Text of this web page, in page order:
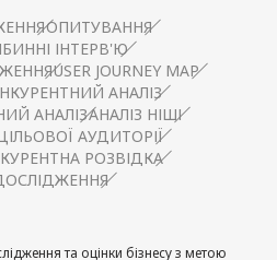
ОПИТУВАННЯ
ІНТЕРВ'Ю
USER JOURNEY MAP
АНАЛІЗ
АНАЛІЗАНАЛІЗ НІШІ
АУДИТОРІЇ
РОЗВІДКА
та оцінки бізнесу з метою